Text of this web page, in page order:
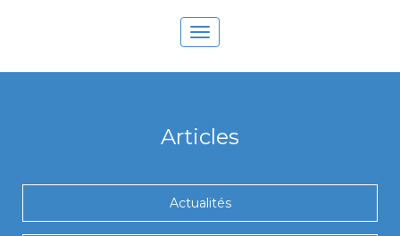
Toggle
navigation
Articles
Actualités